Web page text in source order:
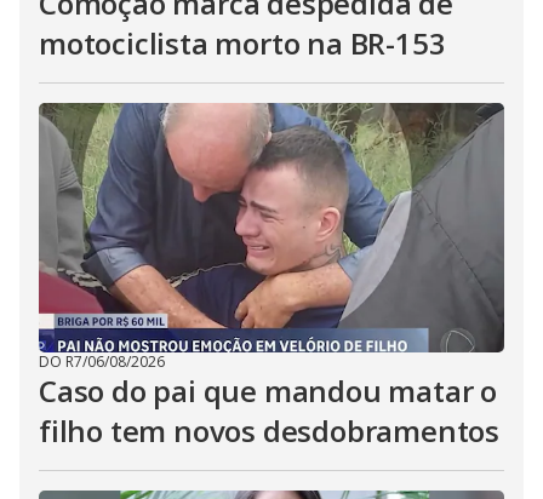
motociclista morto na BR-153
DO R7/06/08/2026
Caso do pai que mandou matar o
filho tem novos desdobramentos